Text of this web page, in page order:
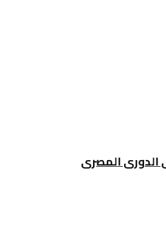
المصرى